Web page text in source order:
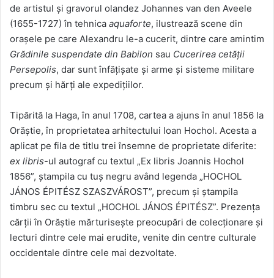
de artistul şi gravorul olandez Johannes van den Aveele
(1655-1727) în tehnica aquaforte, ilustrează scene din
orașele pe care Alexandru le-a cucerit, dintre care amintim
Grădinile suspendate din Babilon sau Cucerirea cetății
Persepolis, dar sunt înfățișate și arme și sisteme militare
precum și hărți ale expedițiilor.
Tipărită la Haga, în anul 1708, cartea a ajuns în anul 1856 la
Orăștie, în proprietatea arhitectului Ioan Hochol. Acesta a
aplicat pe fila de titlu trei însemne de proprietate diferite:
ex libris-ul autograf cu textul „Ex libris Joannis Hochol
1856”, ștampila cu tuș negru având legenda „HOCHOL
JÁNOS ÉPITÉSZ SZASZVÁROST”, precum și ștampila
timbru sec cu textul „HOCHOL JÁNOS ÉPITÉSZ”. Prezența
cărții în Orăștie mărturisește preocupări de colecționare și
lecturi dintre cele mai erudite, venite din centre culturale
occidentale dintre cele mai dezvoltate.